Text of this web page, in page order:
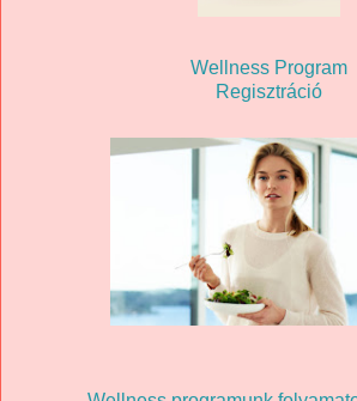
Wellness Program
Regisztráció